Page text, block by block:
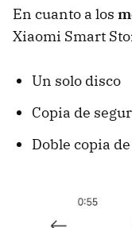
En cuanto a los
Xiaomi Smart
Un solo disco
Copia de
Doble copia